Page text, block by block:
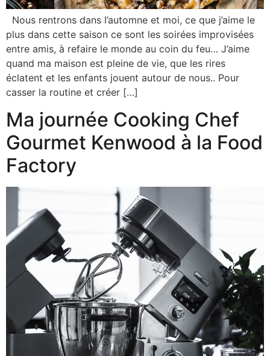
Nous rentrons dans l’automne et moi, ce que j’aime le
plus dans cette saison ce sont les soirées improvisées
entre amis, à refaire le monde au coin du feu… J’aime
quand ma maison est pleine de vie, que les rires
éclatent et les enfants jouent autour de nous.. Pour
casser la routine et créer […]
Ma journée Cooking Chef
Gourmet Kenwood à la Food
Factory